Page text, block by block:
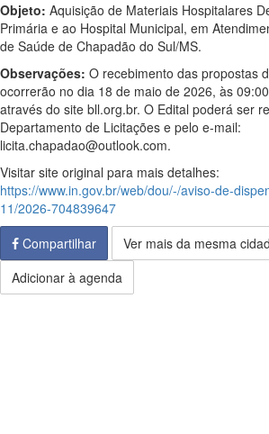
Objeto: Aquisição de Materiais Hospitalares
Primária e ao Hospital Municipal, em
de Saúde de Chapadão do Sul/MS.
Observações: O recebimento das propostas
ocorrerão no dia 18 de maio de 2026, às
através do site bll.org.br. O Edital poderá ser
Departamento de Licitações e pelo e-mail:
licita.chapadao@outlook.com.
Visitar site original para mais detalhes:
https://www.in.gov.br/web/dou/-/aviso-de-
11/2026-704839647
Compartilhar
Ver mais da mesma
Adicionar à agenda